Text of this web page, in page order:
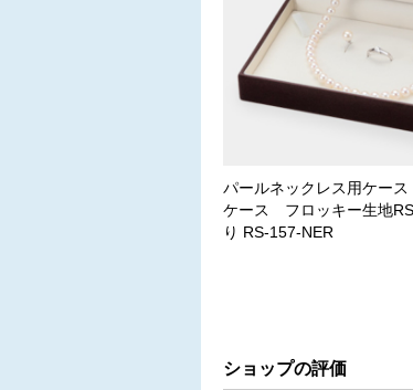
パールネックレス用ケー
ケース フロッキー生地
り RS-157-NER
ショップの評価